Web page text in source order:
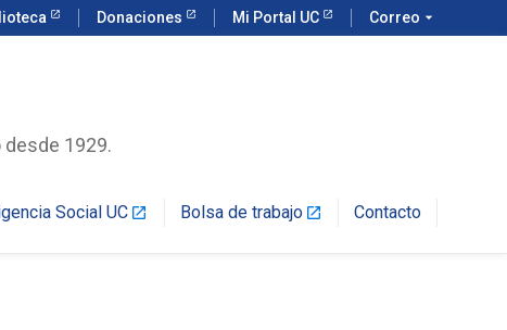
Donaciones Mi Portal UC Correo arrow_drop_down
desde 1929.
Social UC launch Bolsa de trabajo launch Contacto